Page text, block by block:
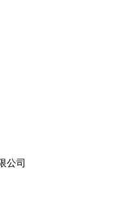
公司